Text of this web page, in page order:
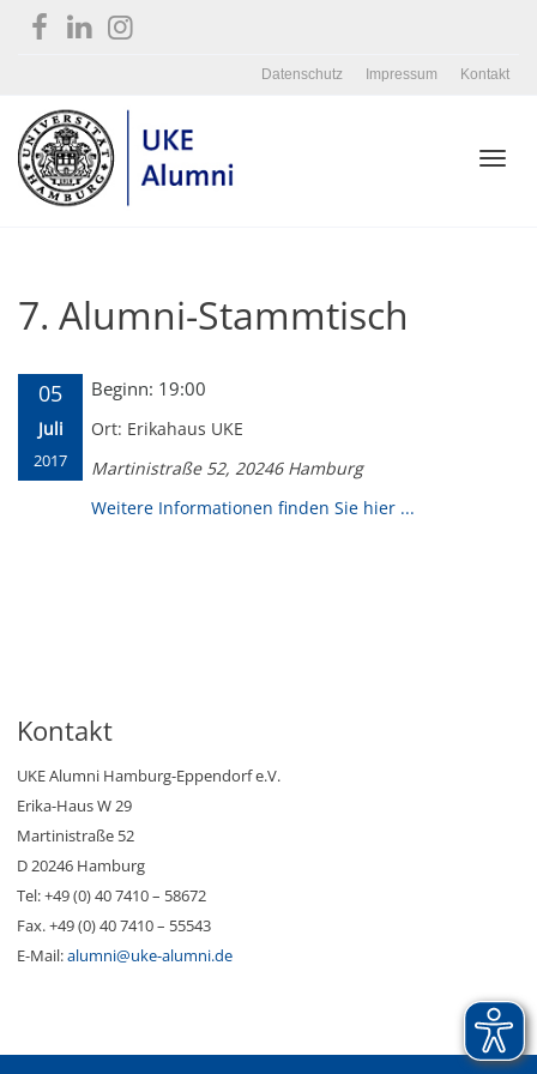
Datenschutz Impressum Kontakt
7. Alumni-Stammtisch
05
Juli
2017
Beginn: 19:00
Ort: Erikahaus UKE
Martinistraße 52, 20246 Hamburg
Weitere Informationen finden Sie hier ...
Kontakt
UKE Alumni Hamburg-Eppendorf e.V.
Erika-Haus W 29
Martinistraße 52
D 20246 Hamburg
Tel: +49 (0) 40 7410 – 58672
Fax. +49 (0) 40 7410 – 55543
E-Mail:alumni@uke-alumni.de